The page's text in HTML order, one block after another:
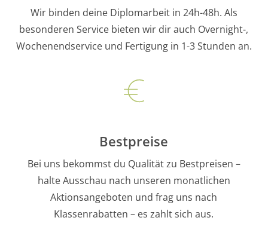
Wir binden deine Diplomarbeit in 24h-48h. Als
besonderen Service bieten wir dir auch Overnight-,
Wochenendservice und Fertigung in 1-3 Stunden an.
Bestpreise
Bei uns bekommst du Qualität zu Bestpreisen –
halte Ausschau nach unseren monatlichen
Aktionsangeboten und frag uns nach
Klassenrabatten – es zahlt sich aus.